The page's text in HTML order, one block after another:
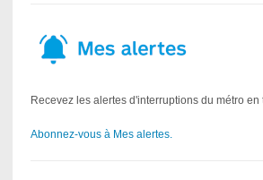
Recevez les alertes d'interruptions du métro en
Abonnez-vous à Mes alertes.